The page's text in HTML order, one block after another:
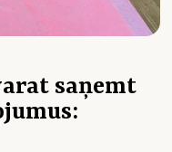
saņemt